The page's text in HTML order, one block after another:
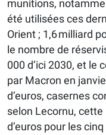
munitions,
été utilisées ces
Orient ; 1,6 milliard
le nombre de
000 d’ici 2030, et le
par Macron en
d’euros, casernes
selon Lecornu,
d’euros pour les